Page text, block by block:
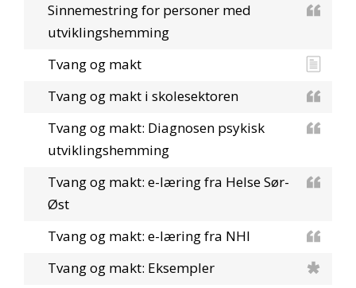
Sinnemestring for personer med
utviklingshemming
Tvang og makt
Tvang og makt i skolesektoren
Tvang og makt: Diagnosen psykisk
utviklingshemming
Tvang og makt: e-læring fra Helse Sør-
Øst
Tvang og makt: e-læring fra NHI
Tvang og makt: Eksempler